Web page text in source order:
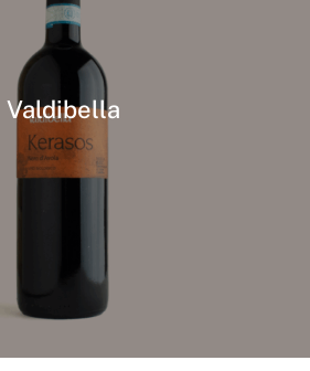
Valdibella